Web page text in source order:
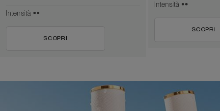
Intensità ••
SCOPRI
Intensità ••
SCOPRI
pdp-section-full-img-layout-accordion